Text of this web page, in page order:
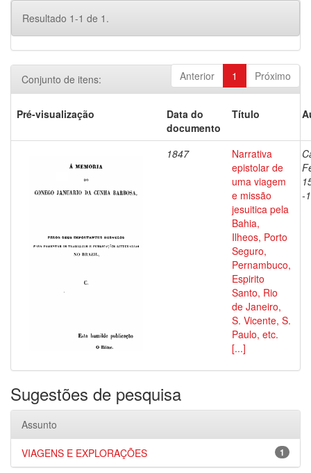
Resultado 1-1 de 1.
Anterior 1 Próximo
Conjunto de itens:
Pré-visualização
Data do
documento
Título
1847
Narrativa
epistolar de
uma viagem
e missão
jesuitica pela
Bahia,
Ilheos, Porto
Seguro,
Pernambuco,
Espirito
Santo, Rio
de Janeiro,
S. Vicente, S.
Paulo, etc.
[...]
-
Sugestões de pesquisa
Assunto
1
VIAGENS E EXPLORAÇÕES